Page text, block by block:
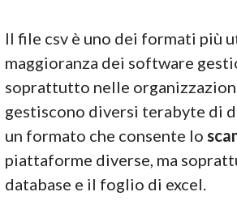
Il file csv è uno dei formati più
maggioranza dei software
soprattutto nelle
gestiscono diversi terabyte di
un formato che consente lo
piattaforme diverse, ma
database e il foglio di excel.